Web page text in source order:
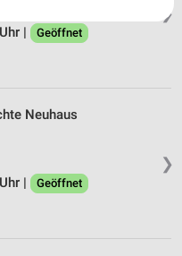
❯
|
Geöffnet
❯
Neuhaus
|
Geöffnet
Auswahl von